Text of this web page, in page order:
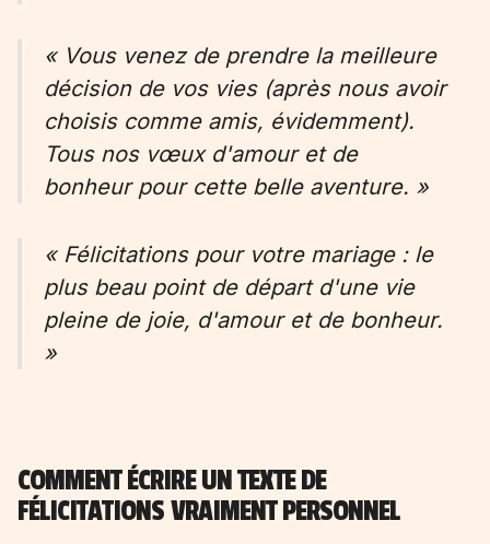
« Vous venez de prendre la meilleure
décision de vos vies (après nous avoir
choisis comme amis, évidemment).
Tous nos vœux d'amour et de
bonheur pour cette belle aventure. »
« Félicitations pour votre mariage : le
plus beau point de départ d'une vie
pleine de joie, d'amour et de bonheur.
»
COMMENT ÉCRIRE UN TEXTE DE
FÉLICITATIONS VRAIMENT PERSONNEL